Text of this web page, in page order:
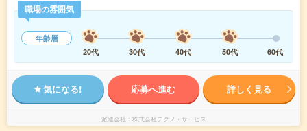
職場の雰囲気
年齢層
20代
30代 40代 50代 60代
気になる! 応募へ進む 詳しく見る
派遣会社 株式会社テクノ・サービス